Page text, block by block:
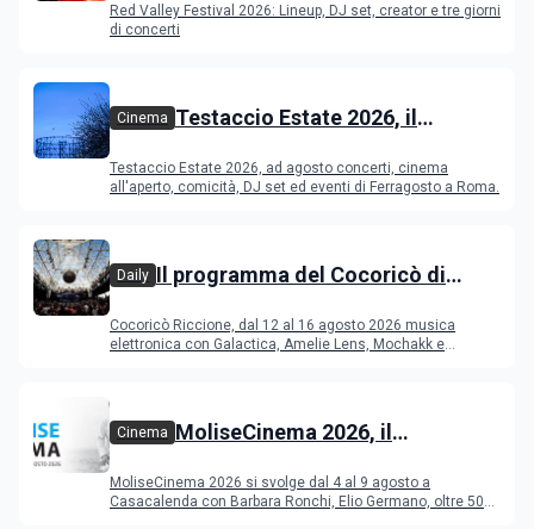
Red Valley Festival 2026: Lineup, DJ set, creator e tre giorni
di concerti
Cinema Testaccio Estate 2026, il
Ferragosto
Testaccio Estate 2026, ad agosto concerti, cinema
all'aperto, comicità, DJ set ed eventi di Ferragosto a Roma.
Daily Il programma del Cocoricò di
Cocoricò Riccione, dal 12 al 16 agosto 2026 musica
elettronica con Galactica, Amelie Lens, Mochakk e
Cinema MoliseCinema 2026, il
MoliseCinema 2026 si svolge dal 4 al 9 agosto a
Casacalenda con Barbara Ronchi, Elio Germano, oltre 50